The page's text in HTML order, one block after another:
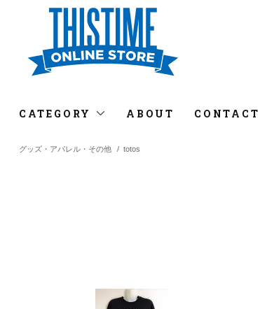
CATEGORY ABOUT CONTACT
グッズ・アパレル・その他 / totos